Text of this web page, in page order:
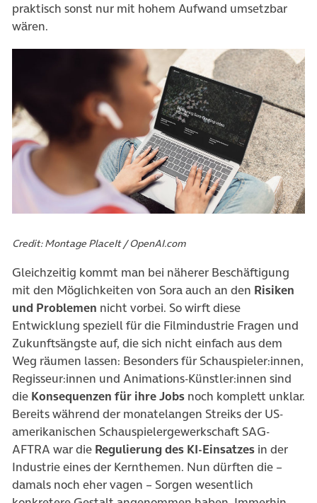
praktisch sonst nur mit hohem Aufwand umsetzbar
wären.
Credit: Montage PlaceIt / OpenAI.com
Gleichzeitig kommt man bei näherer Beschäftigung
mit den Möglichkeiten von Sora auch an den Risiken
und Problemen nicht vorbei. So wirft diese
Entwicklung speziell für die Filmindustrie Fragen und
Zukunftsängste auf, die sich nicht einfach aus dem
Weg räumen lassen: Besonders für Schauspieler:innen,
Regisseur:innen und Animations-Künstler:innen sind
die Konsequenzen für ihre Jobs noch komplett unklar.
Bereits während der monatelangen Streiks der US-
amerikanischen Schauspielergewerkschaft SAG-
AFTRA war die Regulierung des KI-Einsatzes in der
Industrie eines der Kernthemen. Nun dürften die –
damals noch eher vagen – Sorgen wesentlich